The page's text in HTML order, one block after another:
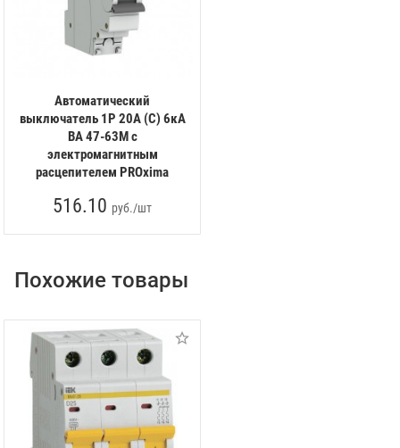
Автоматический
выключатель 1P 20А (C) 6кА
ВА 47-63M c
электромагнитным
расцепителем PROxima
516.10 руб./шт
Похожие товары